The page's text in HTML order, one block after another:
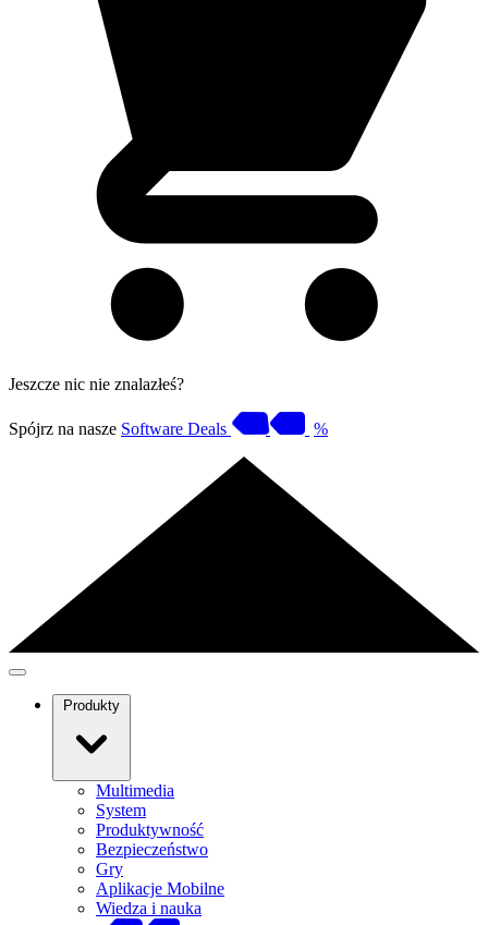
Jeszcze nic nie znalazłeś?
Spójrz na nasze Software Deals %
Produkty
Multimedia
System
Produktywność
Bezpieczeństwo
Gry
Aplikacje Mobilne
Wiedza i nauka